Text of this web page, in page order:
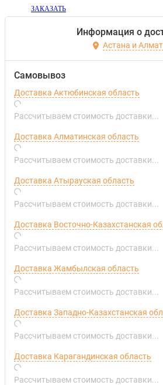
ЗАКАЗАТЬ
Информация о
Астана и
Самовывоз
Доставка Актюбинская область
Рассчитываем стоимость доставки...
Доставка Алматинская область
Рассчитываем стоимость доставки...
Доставка Атырауская область
Рассчитываем стоимость доставки...
Доставка Восточно-Казахстанская
Рассчитываем стоимость доставки...
Доставка Жамбылская область
Рассчитываем стоимость доставки...
Доставка Западно-Казахстанская
Рассчитываем стоимость доставки...
Доставка Карагандинская область
Рассчитываем стоимость доставки...